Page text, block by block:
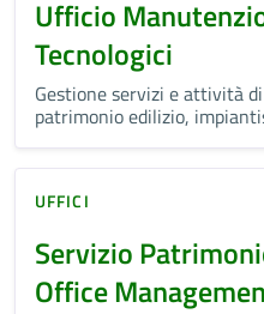
Ufficio
Tecnologici
Gestione servizi e attività
patrimonio edilizio,
UFFICI
Servizio
Office